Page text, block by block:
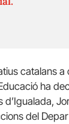
catalans a
ha
del